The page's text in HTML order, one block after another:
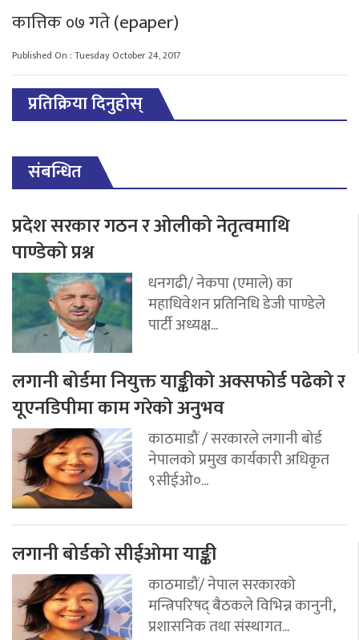
कात्तिक ०७ गते (epaper)
Published On : Tuesday October 24, 2017
प्रतिक्रिया दिनुहोस्
संबन्धित
प्रदेश सरकार गठन र ओलीको नेतृत्वमाथि
पाण्डेको प्रश्न
धनगढी/ नेकपा (एमाले) का
महाधिवेशन प्रतिनिधि डेजी पाण्डेले
पार्टी अध्यक्ष...
लगानी बोर्डमा नियुक्त याङ्कीको अक्सफोर्ड पढेको र
यूएनडिपीमा काम गरेको अनुभव
काठमाडौं / सरकारले लगानी बोर्ड
नेपालको प्रमुख कार्यकारी अधिकृत
९सीईओ०...
लगानी बोर्डको सीईओमा याङ्की
काठमाडौं/ नेपाल सरकारको
मन्त्रिपरिषद् बैठकले विभिन्न कानुनी,
प्रशासनिक तथा संस्थागत...